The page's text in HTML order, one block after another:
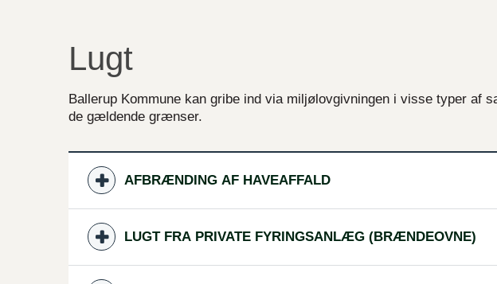
Lugt
Ballerup Kommune kan gribe ind via miljølovgivningen i visse typer af
de gældende grænser.
AFBRÆNDING AF HAVEAFFALD
LUGT FRA PRIVATE FYRINGSANLÆG (BRÆNDEOVNE)